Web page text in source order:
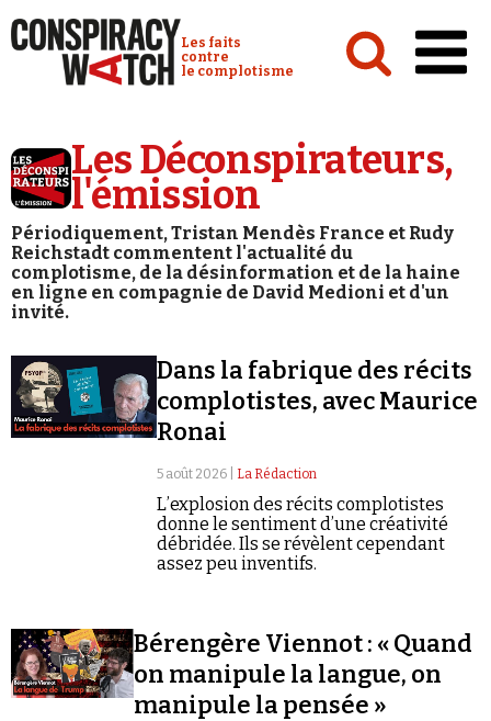
Conspiracy Watch :
Les faits
contre
le complotisme
Analyses
Conspipédia
Vidéos
Émissions
Newsletter
Faire un don
Les Déconspirateurs,
l'émission
Périodiquement, Tristan Mendès France et Rudy
Reichstadt commentent l'actualité du
complotisme, de la désinformation et de la haine
en ligne en compagnie de David Medioni et d'un
invité.
Dans la fabrique des récits
complotistes, avec Maurice
Ronai
5 août 2026 | La Rédaction
L’explosion des récits complotistes
donne le sentiment d’une créativité
débridée. Ils se révèlent cependant
assez peu inventifs.
Bérengère Viennot : « Quand
on manipule la langue, on
manipule la pensée »